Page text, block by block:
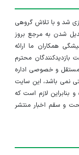
در تاریخ ۱۳۹۱/۱/۱۰ راه اندازی شد و با تلاش گروهی
شدن به مرجع بروز
همکاران ما ارائه
محترم
و خصوصی اداره
نمی باشد، این سایت
بنابراین لازم است که
و سقم اخبار منتشر